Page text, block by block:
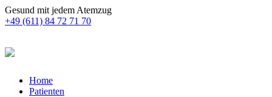
Gesund mit jedem Atemzug
+49 (611) 84 72 71 70
Home
Patienten